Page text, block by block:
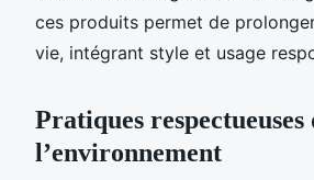
ces produits permet de
vie, intégrant style et usage
Pratiques respectueuses
l’environnement